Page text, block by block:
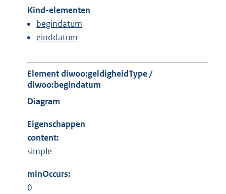
Kind-elementen
begindatum
einddatum
Element diwoo:geldigheidType /
diwoo:begindatum
Diagram
Eigenschappen
content:
simple
minOccurs:
0